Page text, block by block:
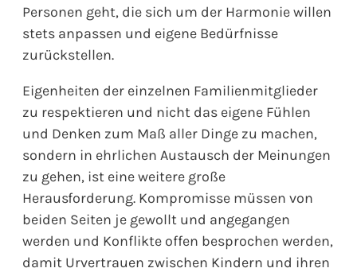
Personen geht, die sich um der Harmonie willen
stets anpassen und eigene Bedürfnisse
zurückstellen.
Eigenheiten der einzelnen Familienmitglieder
zu respektieren und nicht das eigene Fühlen
und Denken zum Maß aller Dinge zu machen,
sondern in ehrlichen Austausch der Meinungen
zu gehen, ist eine weitere große
Herausforderung. Kompromisse müssen von
beiden Seiten je gewollt und angegangen
werden und Konflikte offen besprochen werden,
damit Urvertrauen zwischen Kindern und ihren